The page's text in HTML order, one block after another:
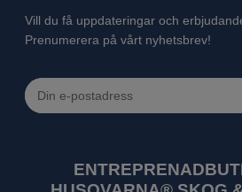
Vill du få uppdateringar och
Prenumerera på vårt nyhetsbrev!